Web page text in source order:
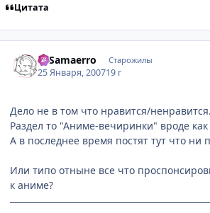
Цитата
el Samaerro Старожилы
25 Января, 200719 г
Дело не в том что нравится/ненравится.
Раздел то "Аниме-вечиринки" вроде как
А в последнее время постят тут что ни
Или типо отныне все что
к аниме?